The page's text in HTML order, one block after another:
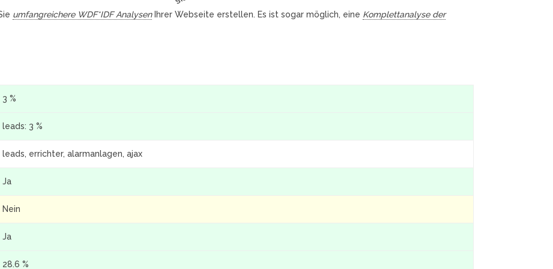
umfangreichere WDF*IDF AnalysenIhrer Webseite erstellen. Es ist sogar möglich, eine Komplettanalyse der
3 %
leads: 3 %
leads, errichter, alarmanlagen, ajax
Ja
Nein
Ja
28.6 %